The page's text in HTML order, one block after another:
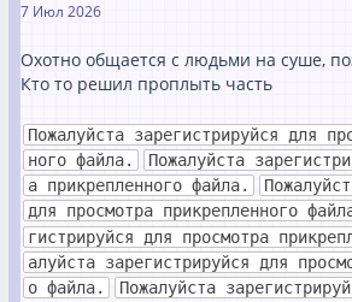
7 Июл 2026
Охотно общается с людьми на суше,
Кто то решил проплыть часть
Пожалуйста зарегистрируйся для
ного файла.
Пожалуйста
а прикрепленного файла.
для просмотра прикрепленного
гистрируйся для просмотра
алуйста зарегистрируйся для
о файла.
Пожалуйста